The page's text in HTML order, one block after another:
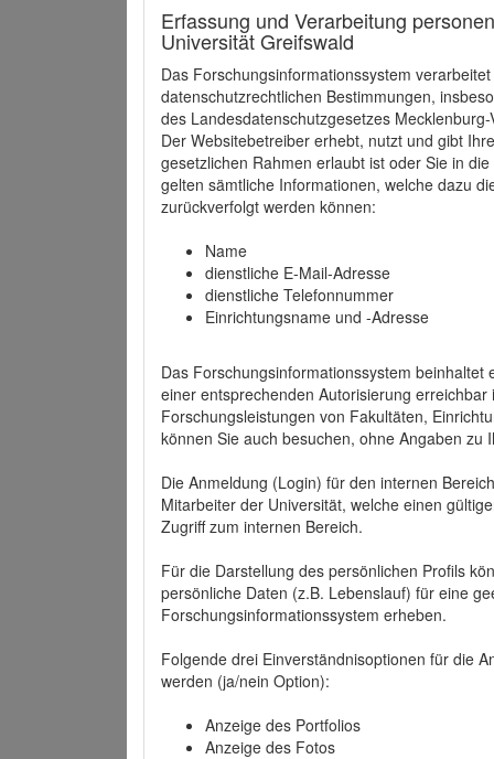
Erfassung und Verarbeitung
Universität Greifswald
Das Forschungsinformationssystem
datenschutzrechtlichen Bestimmungen,
des Landesdatenschutzgesetzes
Der Websitebetreiber erhebt, nutzt und gibt
gesetzlichen Rahmen erlaubt ist oder Sie in
gelten sämtliche Informationen, welche dazu
zurückverfolgt werden können:
Name
dienstliche E-Mail-Adresse
dienstliche Telefonnummer
Einrichtungsname und -Adresse
Das Forschungsinformationssystem beinhaltet
einer entsprechenden Autorisierung
Forschungsleistungen von Fakultäten,
können Sie auch besuchen, ohne Angaben zu
Die Anmeldung (Login) für den internen
Mitarbeiter der Universität, welche einen
Zugriff zum internen Bereich.
Für die Darstellung des persönlichen Profils
persönliche Daten (z.B. Lebenslauf) für eine
Forschungsinformationssystem erheben.
Folgende drei Einverständnisoptionen für die
werden (ja/nein Option):
Anzeige des Portfolios
Anzeige des Fotos